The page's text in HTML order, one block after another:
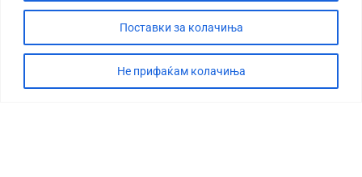
Поставки за колачиња
Не прифаќам колачиња